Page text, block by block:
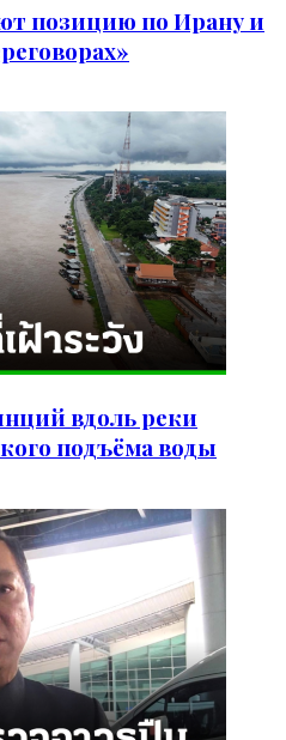
позицию по Ирану и
вдоль реки
подъёма воды